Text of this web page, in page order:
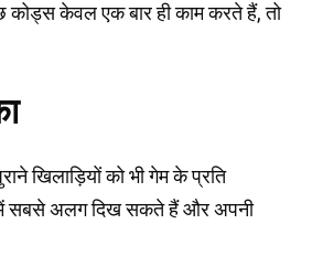
कोड्स केवल एक बार ही काम करते हैं, तो
खिलाड़ियों को भी गेम के प्रति
सबसे अलग दिख सकते हैं और अपनी